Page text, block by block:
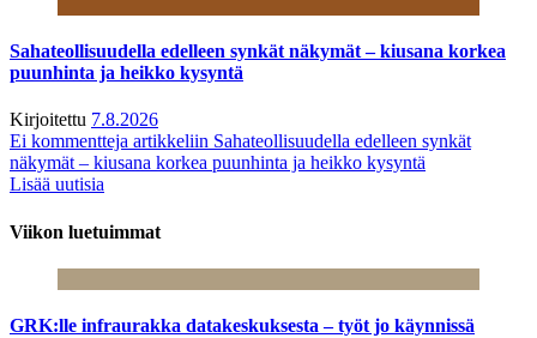
Sahateollisuudella edelleen synkät näkymät – kiusana korkea
puunhinta ja heikko kysyntä
Kirjoitettu 7.8.2026
Ei kommentteja artikkeliin Sahateollisuudella edelleen synkät
näkymät – kiusana korkea puunhinta ja heikko kysyntä
Lisää uutisia
Viikon luetuimmat
GRK:lle infraurakka datakeskuksesta – työt jo käynnissä